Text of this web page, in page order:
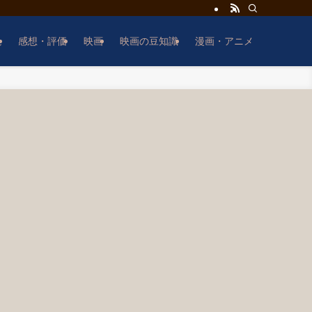
感想・評価 映画 映画の豆知識 漫画・アニメ